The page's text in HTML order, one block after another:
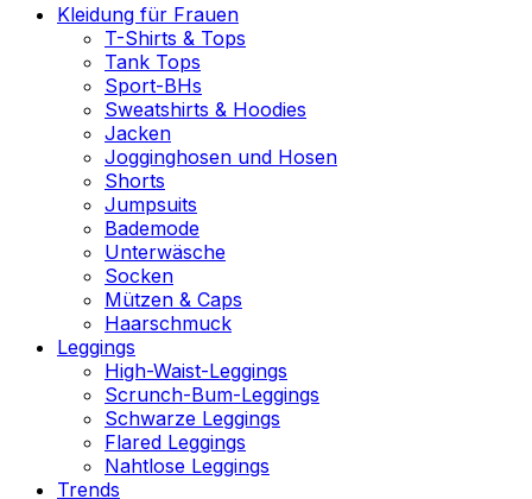
Kleidung für Frauen
T-Shirts & Tops
Tank Tops
Sport-BHs
Sweatshirts & Hoodies
Jacken
Jogginghosen und Hosen
Shorts
Jumpsuits
Bademode
Unterwäsche
Socken
Mützen & Caps
Haarschmuck
Leggings
High-Waist-Leggings
Scrunch-Bum-Leggings
Schwarze Leggings
Flared Leggings
Nahtlose Leggings
Trends